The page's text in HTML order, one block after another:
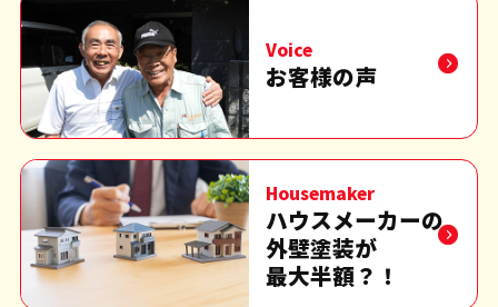
Voice
お客様の声
Housemaker
ハウスメーカーの
外壁塗装が
最大半額？！